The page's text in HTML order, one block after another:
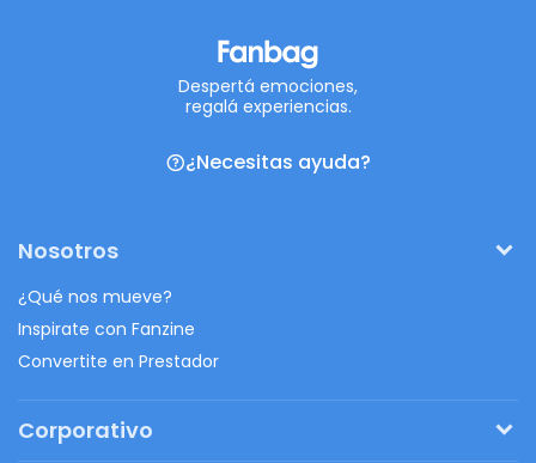
Despertá emociones,
regalá experiencias.
¿Necesitas ayuda?
Nosotros
¿Qué nos mueve?
Inspirate con Fanzine
Convertite en Prestador
Corporativo